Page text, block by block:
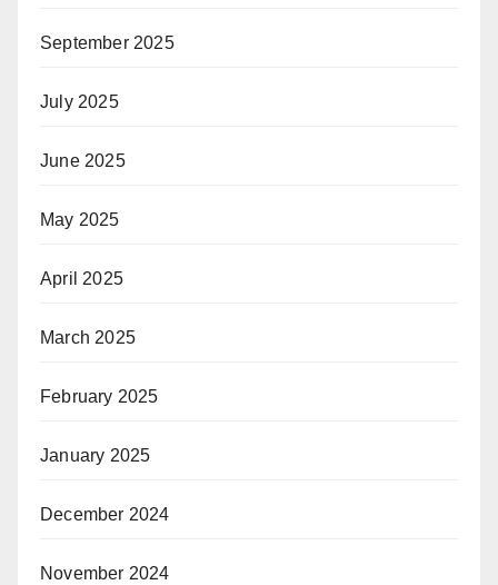
September 2025
July 2025
June 2025
May 2025
April 2025
March 2025
February 2025
January 2025
December 2024
November 2024